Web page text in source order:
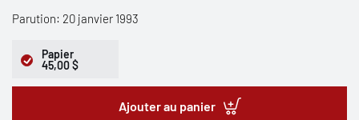
Parution: 20 janvier 1993
Papier
45,00 $
Ajouter au panier